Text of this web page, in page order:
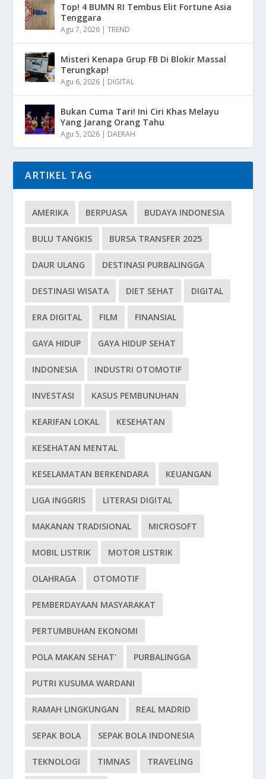
Top! 4 BUMN RI Tembus Elit Fortune Asia
Tenggara
Agu 7, 2026 |TREND
Misteri Kenapa Grup FB Di Blokir Massal
Terungkap!
Agu 6, 2026 | DIGITAL
Bukan Cuma Tari! Ini Ciri Khas Melayu
Yang Jarang Orang Tahu
Agu 5, 2026 | DAERAH
ARTIKEL TAG
AMERIKA BERPUASA BUDAYA INDONESIA
BULU TANGKIS BURSA TRANSFER 2025
DAUR ULANG DESTINASI PURBALINGGA
DESTINASI WISATA DIET SEHAT DIGITAL
ERA DIGITAL FILM FINANSIAL
GAYA HIDUP GAYA HIDUP SEHAT
INDONESIA INDUSTRI OTOMOTIF
INVESTASI KASUS PEMBUNUHAN
KEARIFAN LOKAL KESEHATAN
KESEHATAN MENTAL
KESELAMATAN BERKENDARA KEUANGAN
LIGA INGGRIS LITERASI DIGITAL
MAKANAN TRADISIONAL MICROSOFT
MOBIL LISTRIK MOTOR LISTRIK
OLAHRAGA OTOMOTIF
PEMBERDAYAAN MASYARAKAT
PERTUMBUHAN EKONOMI
POLA MAKAN SEHAT' PURBALINGGA
PUTRI KUSUMA WARDANI
RAMAH LINGKUNGAN REAL MADRID
SEPAK BOLA SEPAK BOLA INDONESIA
TEKNOLOGI TIMNAS TRAVELING